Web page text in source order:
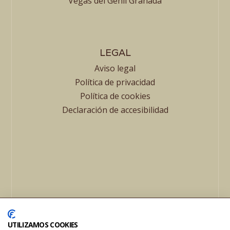
LEGAL
Aviso legal
Política de privacidad
Política de cookies
Declaración de accesibilidad
UTILIZAMOS COOKIES